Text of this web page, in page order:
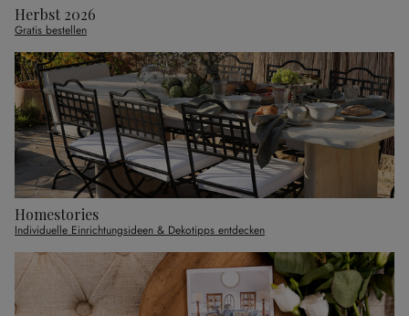
Herbst 2026
Gratis bestellen
Homestories
Individuelle Einrichtungsideen & Dekotipps entdecken